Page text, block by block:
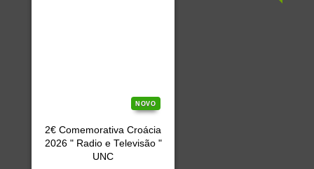
NOVO
2€ Comemorativa Croácia
2026 " Radio e Televisão "
UNC